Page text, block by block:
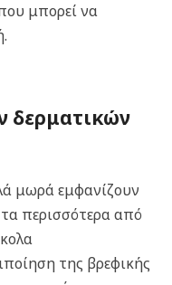
μπορεί να
δερματικών
μωρά εμφανίζουν
περισσότερα από
της βρεφικής